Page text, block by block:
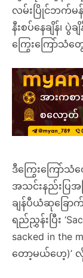
လမ်းပြိုင်ဘက်မ
နီးစပ်နေချိန်၊
ကြွေးကြော်သံ
ဒီကြွေးကြော်သံ
အသင်းနည်းပြအ
ချန်ပီယံဆုခြေ
ရည်ညွှန်းပြီး
sacked in
တော့မယ်ဟေ့)’